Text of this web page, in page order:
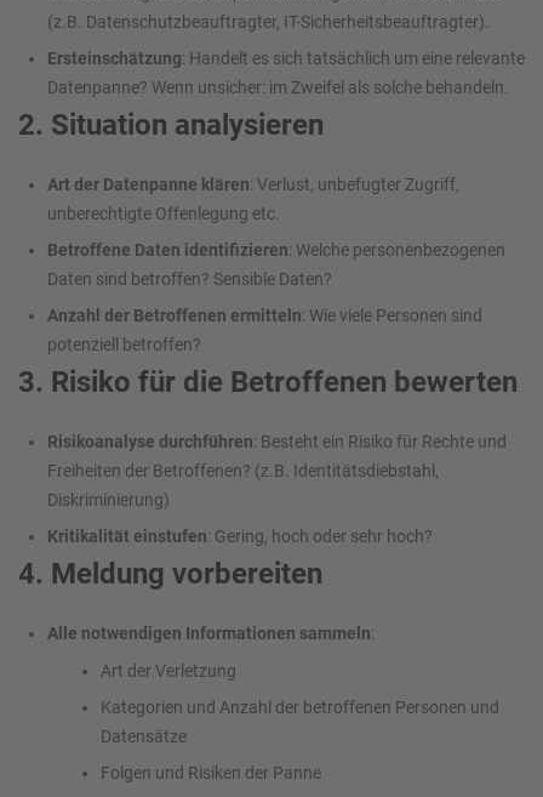
(z.B. Datenschutzbeauftragter, IT-Sicherheitsbeauftragter).
Ersteinschätzung: Handelt es sich tatsächlich um eine relevante
Datenpanne? Wenn unsicher: im Zweifel als solche behandeln.
2. Situation analysieren
Art der Datenpanne klären: Verlust, unbefugter Zugriff,
unberechtigte Offenlegung etc.
Betroffene Daten identifizieren: Welche personenbezogenen
Daten sind betroffen? Sensible Daten?
Anzahl der Betroffenen ermitteln: Wie viele Personen sind
potenziell betroffen?
3. Risiko für die Betroffenen bewerten
Risikoanalyse durchführen: Besteht ein Risiko für Rechte und
Freiheiten der Betroffenen? (z.B. Identitätsdiebstahl,
Diskriminierung)
Kritikalität einstufen: Gering, hoch oder sehr hoch?
4. Meldung vorbereiten
Alle notwendigen Informationen sammeln:
Art der Verletzung
Kategorien und Anzahl der betroffenen Personen und
Datensätze
Folgen und Risiken der Panne